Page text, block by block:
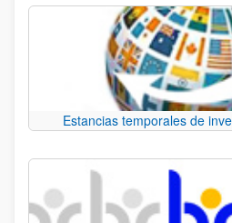
Estancias temporales de